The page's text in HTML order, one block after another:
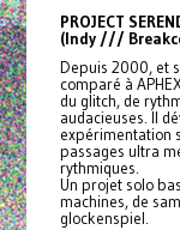
PROJECT
(Indy ///
Depuis 2000, et
comparé à
du glitch, de
audacieuses. Il
expérimentation
passages ultra
rythmiques.
Un projet solo
machines, de
glockenspiel.